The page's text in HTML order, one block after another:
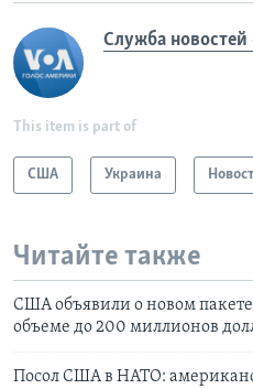
Служба новостей
This item is part of
США Украина
Читайте также
США объявили о новом
объеме до 200 миллионов
Посол США в НАТО: